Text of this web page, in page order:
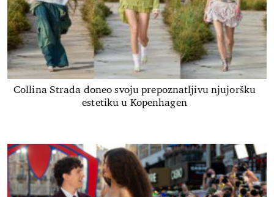
Collina Strada doneo svoju prepoznatljivu njujoršku
estetiku u Kopenhagen